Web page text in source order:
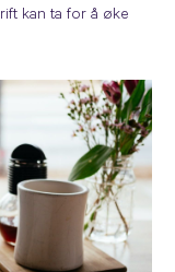
kan ta for å øke